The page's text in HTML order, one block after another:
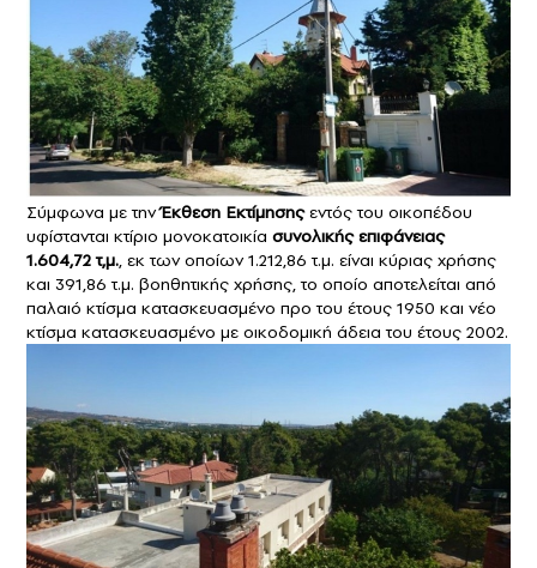
Σύμφωνα με τηνΈκθεση Εκτίμησηςεντός του οικοπέδου
υφίστανται κτίριο μονοκατοικία συνολικής επιφάνειας
1.604,72 τ,μ., εκ των οποίων 1.212,86 τ.μ. είναι κύριας χρήσης
και 391,86 τ.μ. βοηθητικής χρήσης, το οποίο αποτελείται από
παλαιό κτίσμα κατασκευασμένο προ του έτους 1950 και νέο
κτίσμα κατασκευασμένο με οικοδομική άδεια του έτους 2002.